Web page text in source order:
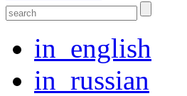
in_english
in_russian